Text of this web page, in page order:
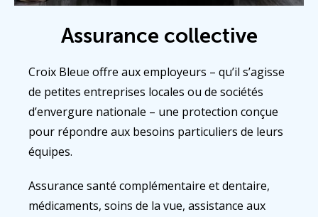
Assurance collective
Croix Bleue offre aux employeurs – qu’il s’agisse
de petites entreprises locales ou de sociétés
d’envergure nationale – une protection conçue
pour répondre aux besoins particuliers de leurs
équipes.
Assurance santé complémentaire et dentaire,
médicaments, soins de la vue, assistance aux